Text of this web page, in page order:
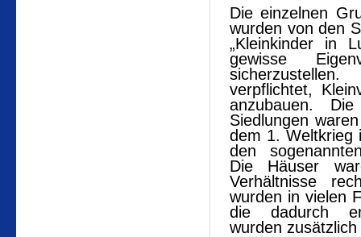
Die einzelnen
wurden von den
„Kleinkinder in
gewisse
verpflichtet,
anzubauen.
Siedlungen
dem 1. Weltkrieg
den
Die Häuser
Verhältnisse
wurden in vielen
die dadurch
wurden